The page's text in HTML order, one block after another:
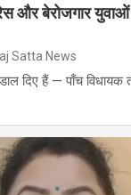
और बेरोजगार
Satta News
दिए हैं — पाँच विधायक